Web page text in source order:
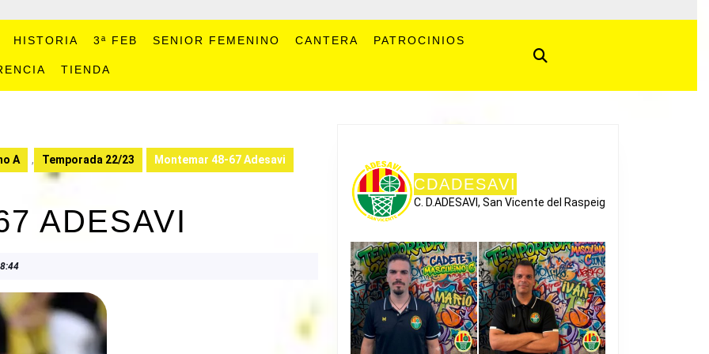
HISTORIA 3ª FEB SENIOR FEMENINO CANTERA PATROCINIOS
TIENDA
A , Temporada 22/23 Montemar 48-67 Adesavi
ADESAVI
CDADESAVI
C. D.ADESAVI, San Vicente del Raspeig